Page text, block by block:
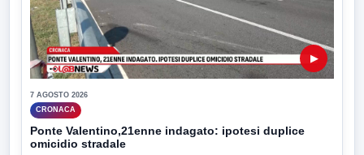
▶
7 AGOSTO 2026
CRONACA
Ponte Valentino,21enne indagato: ipotesi duplice
omicidio stradale